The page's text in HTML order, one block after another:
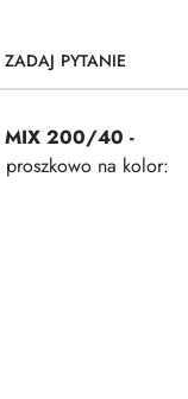
ZADAJ PYTANIE
MIX 200/40 -
na kolor: